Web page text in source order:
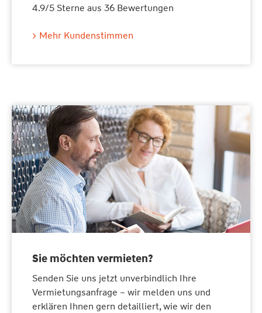
4.9/5 Sterne aus 36 Bewertungen
Mehr Kundenstimmen
Sie möchten vermieten?
Senden Sie uns jetzt unverbindlich Ihre
Vermietungsanfrage – wir melden uns und
erklären Ihnen gern detailliert, wie wir den